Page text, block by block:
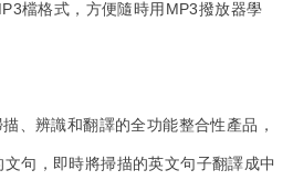
檔格式，方便隨時用MP3撥放器學
、辨識和翻譯的全功能整合性產品，
句，即時將掃描的英文句子翻譯成中